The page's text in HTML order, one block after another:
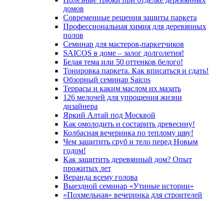
домов
Современные решения защиты паркета
Профессиональная химия для деревянных
полов
Семинар для мастеров-паркетчиков
SAICOS в доме – залог долголетия!
Белая тема или 50 оттенков белого!
Тонировка паркета. Как вписаться и сдать!
Обзорный семинар Saicos
Террасы и каким маслом их мазать
126 мелочей для упрощения жизни
дизайнера
Яркий Алтай под Москвой
Как омолодить и состарить древесину!
Колбасная вечеринка по теплому шву!
Чем защитить сруб и тело перед Новым
годом!
Как защитить деревянный дом? Опыт
прожитых лет
Веранда всему голова
Выездной семинар «Утиные истории»
«Похмельная» вечеринка для строителей